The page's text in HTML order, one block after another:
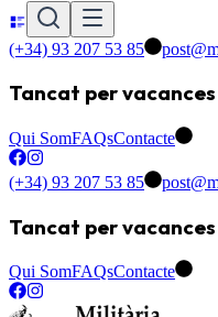
(+34) 93 207 53 85
Tancat per
Qui SomFAQsContacte
(+34) 93 207 53 85
Tancat per
Qui SomFAQsContacte